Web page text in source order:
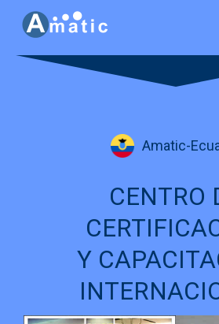
AMATIC TECHNOLOGY
Amatic-
CENTRO
Y